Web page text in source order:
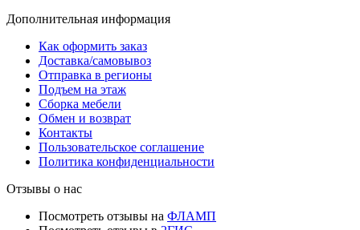
Дополнительная информация
Как оформить заказ
Доставка/самовывоз
Отправка в регионы
Подъем на этаж
Сборка мебели
Обмен и возврат
Контакты
Пользовательское соглашение
Политика конфиденциальности
Отзывы о нас
Посмотреть отзывы на ФЛАМП